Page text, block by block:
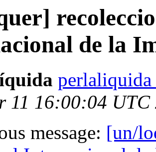
de la
11 16:00:04 UTC
message: [un/